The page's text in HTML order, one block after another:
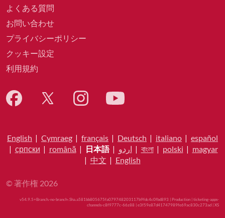
よくある質問
お問い合わせ
プライバシーポリシー
クッキー設定
利用規約
English | Cymraeg | français | Deutsch | italiano | español
| српски | română | 日本語| اردو | বাংলা| polski | magyar
| 中文 | English
© 著作権 2026
v54.9.5+Branch.-no-branch-.Sha.a581bb805675fa079748203117b9fdc4c0fbd893 | Production | ticketing-apps-
channels-c8f9777c-66z88 | e3f59e87d41747989fe69ac830c273ad | XS